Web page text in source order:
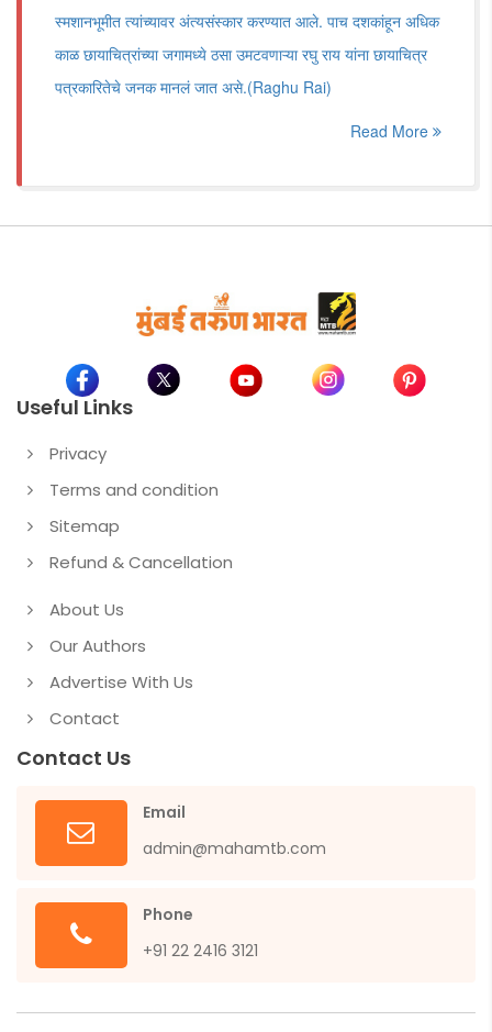
स्मशानभूमीत त्यांच्यावर अंत्यसंस्कार करण्यात आले. पाच दशकांहून अधिक
काळ छायाचित्रांच्या जगामध्ये ठसा उमटवणाऱ्या रघु राय यांना छायाचित्र
पत्रकारितेचे जनक मानलं जात असे.(Raghu Rai)
Read More
Useful Links
Privacy
Terms and condition
Sitemap
Refund & Cancellation
About Us
Our Authors
Advertise With Us
Contact
Contact Us
Email
admin@mahamtb.com
Phone
+91 22 2416 3121